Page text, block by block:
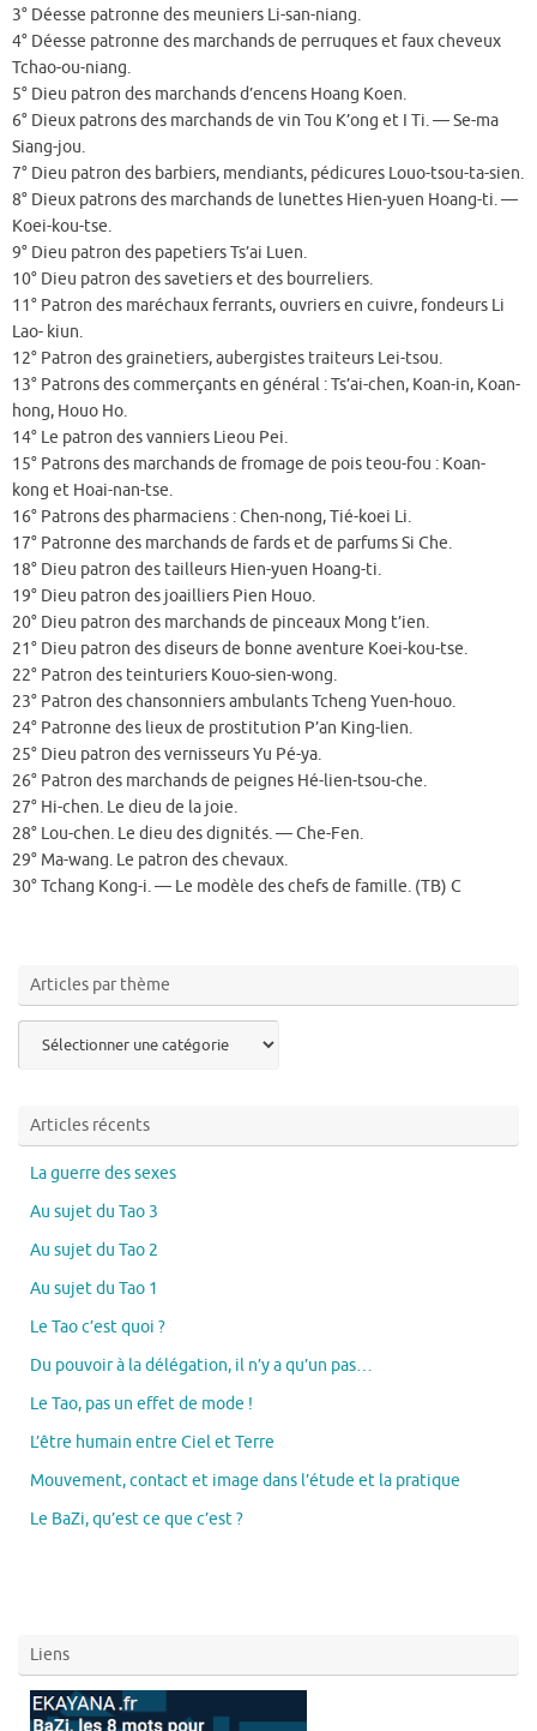
3° Déesse patronne des meuniers Li-san-niang.
4° Déesse patronne des marchands de perruques et faux cheveux
Tchao-ou-niang.
5° Dieu patron des marchands d’encens Hoang Koen.
6° Dieux patrons des marchands de vin Tou K’ong et I Ti. — Se-ma
Siang-jou.
7° Dieu patron des barbiers, mendiants, pédicures Louo-tsou-ta-sien.
8° Dieux patrons des marchands de lunettes Hien-yuen Hoang-ti. —
Koei-kou-tse.
9° Dieu patron des papetiers Ts’ai Luen.
10° Dieu patron des savetiers et des bourreliers.
11° Patron des maréchaux ferrants, ouvriers en cuivre, fondeurs Li
Lao- kiun.
12° Patron des grainetiers, aubergistes traiteurs Lei-tsou.
13° Patrons des commerçants en général : Ts’ai-chen, Koan-in, Koan-
hong, Houo Ho.
14° Le patron des vanniers Lieou Pei.
15° Patrons des marchands de fromage de pois teou-fou : Koan-
kong et Hoai-nan-tse.
16° Patrons des pharmaciens : Chen-nong, Tié-koei Li.
17° Patronne des marchands de fards et de parfums Si Che.
18° Dieu patron des tailleurs Hien-yuen Hoang-ti.
19° Dieu patron des joailliers Pien Houo.
20° Dieu patron des marchands de pinceaux Mong t’ien.
21° Dieu patron des diseurs de bonne aventure Koei-kou-tse.
22° Patron des teinturiers Kouo-sien-wong.
23° Patron des chansonniers ambulants Tcheng Yuen-houo.
24° Patronne des lieux de prostitution P’an King-lien.
25° Dieu patron des vernisseurs Yu Pé-ya.
26° Patron des marchands de peignes Hé-lien-tsou-che.
27° Hi-chen. Le dieu de la joie.
28° Lou-chen. Le dieu des dignités. — Che-Fen.
29° Ma-wang. Le patron des chevaux.
30° Tchang Kong-i. — Le modèle des chefs de famille. (TB) C
Articles par thème
Articles récents
La guerre des sexes
Au sujet du Tao 3
Au sujet du Tao 2
Au sujet du Tao 1
Le Tao c’est quoi ?
Du pouvoir à la délégation, il n’y a qu’un pas…
Le Tao, pas un effet de mode !
L’être humain entre Ciel et Terre
Mouvement, contact et image dans l’étude et la pratique
Le BaZi, qu’est ce que c’est ?
Liens